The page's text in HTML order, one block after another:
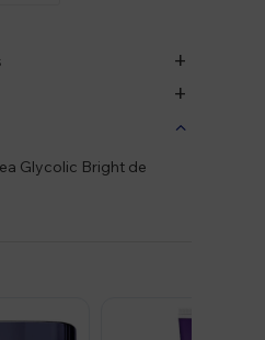
Glycolic Bright de